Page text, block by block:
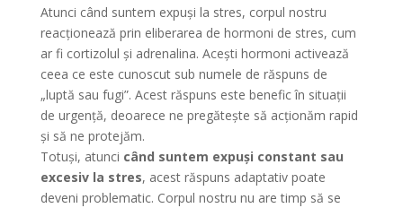
Atunci când suntem expuși la stres, corpul nostru
reacționează prin eliberarea de hormoni de stres, cum
ar fi cortizolul și adrenalina. Acești hormoni activează
ceea ce este cunoscut sub numele de răspuns de
„luptă sau fugi”. Acest răspuns este benefic în situații
de urgență, deoarece ne pregătește să acționăm rapid
și să ne protejăm.
Totuși, atunci când suntem expuși constant sau
excesiv la stres, acest răspuns adaptativ poate
deveni problematic. Corpul nostru nu are timp să se